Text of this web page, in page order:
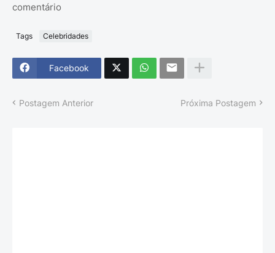
comentário
Tags Celebridades
Facebook
Postagem Anterior Próxima Postagem